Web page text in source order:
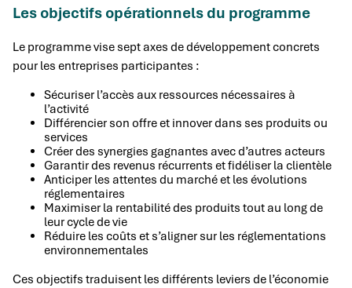
Les objectifs opérationnels du programme
Le programme vise sept axes de développement concrets
pour les entreprises participantes :
Sécuriser l’accès aux ressources nécessaires à
l’activité
Différencier son offre et innover dans ses produits ou
services
Créer des synergies gagnantes avec d’autres acteurs
Garantir des revenus récurrents et fidéliser la clientèle
Anticiper les attentes du marché et les évolutions
réglementaires
Maximiser la rentabilité des produits tout au long de
leur cycle de vie
Réduire les coûts et s’aligner sur les réglementations
environnementales
Ces objectifs traduisent les différents leviers de l’économie